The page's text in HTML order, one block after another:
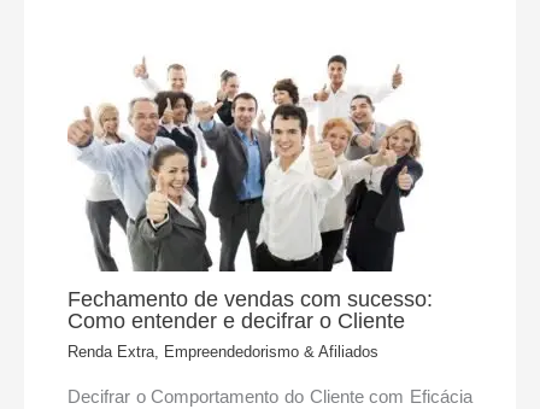
Fechamento de vendas com sucesso:
Como entender e decifrar o Cliente
Renda Extra, Empreendedorismo & Afiliados
Decifrar o Comportamento do Cliente com Eficácia